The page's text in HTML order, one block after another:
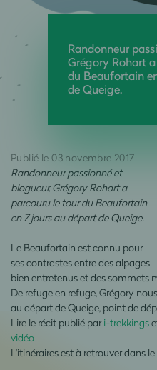
Randonneur
Grégory Rohart
du Beaufortain
de Queige.
Publié le 03 novembre 2017
Randonneur passionné et
blogueur, Grégory Rohart a
parcouru le tour du Beaufortain
en 7 jours au départ de Queige.
Le Beaufortain est connu pour
ses contrastes entre des alpages
bien entretenus et des sommets
De refuge en refuge, Grégory
au départ de Queige, point de
Lire le récit publié par i-trekkings
vidéo
L'itinéraires est à retrouver dans